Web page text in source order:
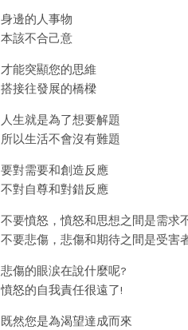
身邊的人事物
本該不合己意
才能突顯您的思維
搭接往發展的橋樑
人生就是為了想要解題
所以生活不會沒有難題
要對需要和創造反應
不對自尊和對錯反應
不要憤怒，憤怒和思想之間是需求
不要悲傷，悲傷和期待之間是受害
悲傷的眼涙在說什麼呢?
憤怒的自我責任很遠了!
既然您是為渴望達成而來